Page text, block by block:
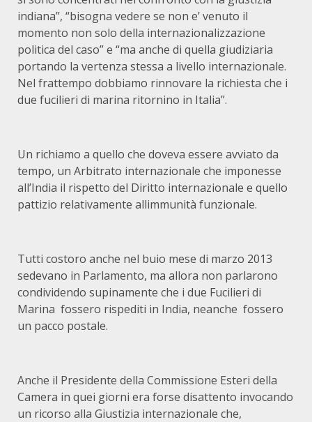
indiana”, “bisogna vedere se non e’ venuto il
momento non solo della internazionalizzazione
politica del caso” e “ma anche di quella giudiziaria
portando la vertenza stessa a livello internazionale.
Nel frattempo dobbiamo rinnovare la richiesta che i
due fucilieri di marina ritornino in Italia”.
Un richiamo a quello che doveva essere avviato da
tempo, un Arbitrato internazionale che imponesse
all’India il rispetto del Diritto internazionale e quello
pattizio relativamente allimmunità funzionale.
Tutti costoro anche nel buio mese di marzo 2013
sedevano in Parlamento, ma allora non parlarono
condividendo supinamente che i due Fucilieri di
Marina fossero rispediti in India, neanche fossero
un pacco postale.
Anche il Presidente della Commissione Esteri della
Camera in quei giorni era forse disattento invocando
un ricorso alla Giustizia internazionale che,